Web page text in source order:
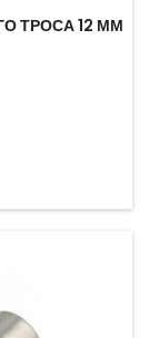
ТРОСА 12 ММ